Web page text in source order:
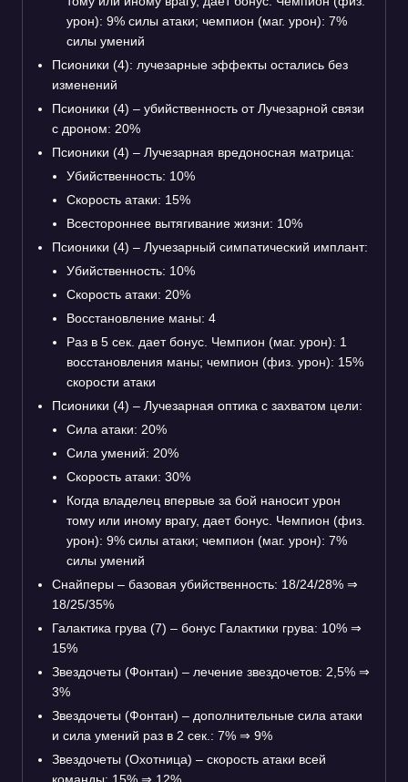
урон): 9% силы атаки; чемпион (маг. урон): 7%
силы умений
Псионики (4): лучезарные эффекты остались без
изменений
Псионики (4) – убийственность от Лучезарной связи
с дроном: 20%
Псионики (4) – Лучезарная вредоносная матрица:
Убийственность: 10%
Скорость атаки: 15%
Всестороннее вытягивание жизни: 10%
Псионики (4) – Лучезарный симпатический имплант:
Убийственность: 10%
Скорость атаки: 20%
Восстановление маны: 4
Раз в 5 сек. дает бонус. Чемпион (маг. урон): 1
восстановления маны; чемпион (физ. урон): 15%
скорости атаки
Псионики (4) – Лучезарная оптика с захватом цели:
Сила атаки: 20%
Сила умений: 20%
Скорость атаки: 30%
Когда владелец впервые за бой наносит урон
тому или иному врагу, дает бонус. Чемпион (физ.
урон): 9% силы атаки; чемпион (маг. урон): 7%
силы умений
Снайперы – базовая убийственность: 18/24/28% ⇒
18/25/35%
Галактика грува (7) – бонус Галактики грува: 10% ⇒
15%
Звездочеты (Фонтан) – лечение звездочетов: 2,5% ⇒
3%
Звездочеты (Фонтан) – дополнительные сила атаки
и сила умений раз в 2 сек.: 7% ⇒ 9%
Звездочеты (Охотница) – скорость атаки всей